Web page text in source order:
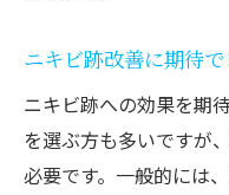
ニキビ跡改善に期待
ニキビ跡への効果を期
を選ぶ方も多いですが
必要です。一般的には